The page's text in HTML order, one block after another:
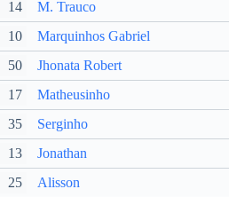
14 M. Trauco
10 Marquinhos Gabriel
50
Jhonata Robert
17
Matheusinho
35
Serginho
13
Jonathan
25
Alisson